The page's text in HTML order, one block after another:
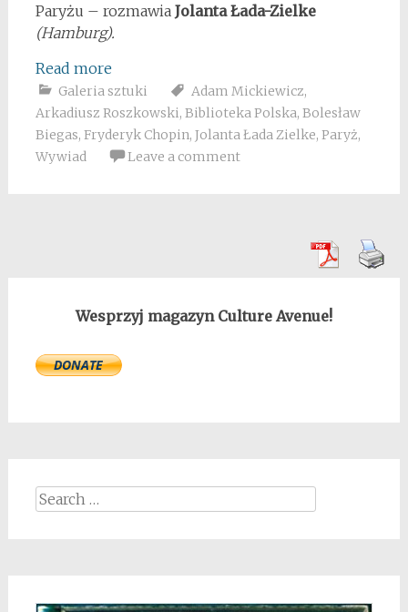
Paryżu – rozmawia Jolanta Łada-Zielke
(Hamburg).
Read more
Galeria sztuki Adam Mickiewicz,
Arkadiusz Roszkowski, Biblioteka Polska, Bolesław
Biegas, Fryderyk Chopin, Jolanta Łada Zielke, Paryż,
Wywiad
Leave a comment
Wesprzyj magazyn Culture Avenue!
Search
for: